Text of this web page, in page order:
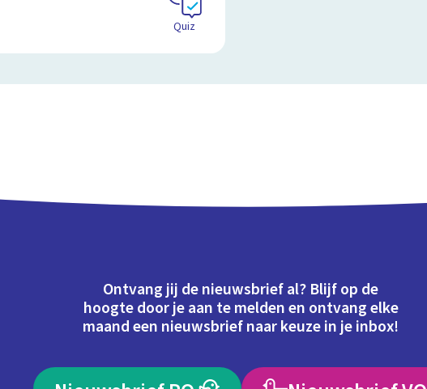
Quiz
Ontvang jij de nieuwsbrief al? Blijf op de
hoogte door je aan te melden en ontvang elke
maand een nieuwsbrief naar keuze in je inbox!